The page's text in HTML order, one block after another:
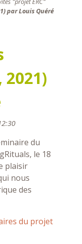
par Louis Quéré
du
le 18
plaisir
nous
des
du projet